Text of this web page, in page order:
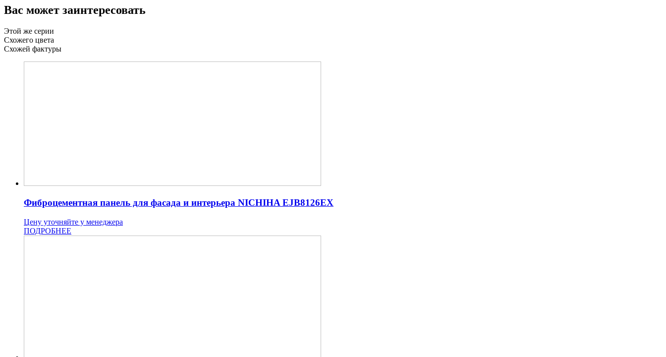
Вас может заинтересовать
Этой же серии
Схожего цвета
Схожей фактуры
Фиброцементная панель для фасада и интерьера NICHIHA EJB8126EX
Цену уточняйте у менеджера
ПОДРОБНЕЕ